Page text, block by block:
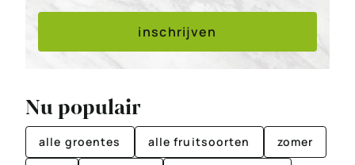
inschrijven
Nu populair
alle groentes alle fruitsoorten zomer